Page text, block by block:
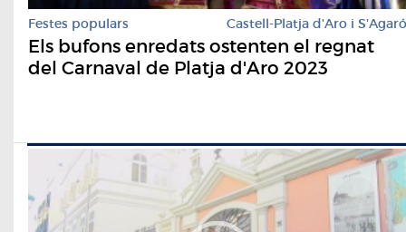
Festes populars Castell-Platja d'Aro i S'Agaró
Els bufons enredats ostenten el regnat
del Carnaval de Platja d'Aro 2023